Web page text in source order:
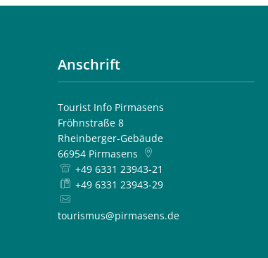
Anschrift
Tourist Info Pirmasens
Fröhnstraße 8
Rheinberger-Gebäude
66954 Pirmasens
+49 6331 23943-21
+49 6331 23943-29
tourismus@pirmasens.de